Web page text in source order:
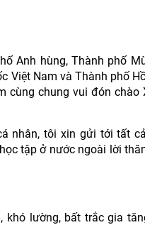
Anh hùng, Thành phố
Việt Nam và Thành phố
cùng chung vui đón chào
nhân, tôi xin gửi tới tất
tập ở nước ngoài lời
lường, bất trắc gia